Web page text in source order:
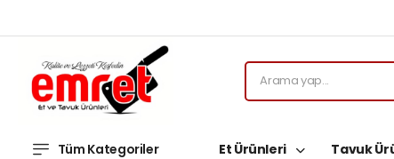
Tüm Kategoriler Et Ürünleri Tavuk